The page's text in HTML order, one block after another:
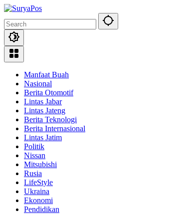
Skip
content
Manfaat Buah
Nasional
Berita Otomotif
Lintas Jabar
Lintas Jateng
Berita Teknologi
Berita Internasional
Lintas Jatim
Politik
Nissan
Mitsubishi
Rusia
LifeStyle
Ukraina
Ekonomi
Pendidikan